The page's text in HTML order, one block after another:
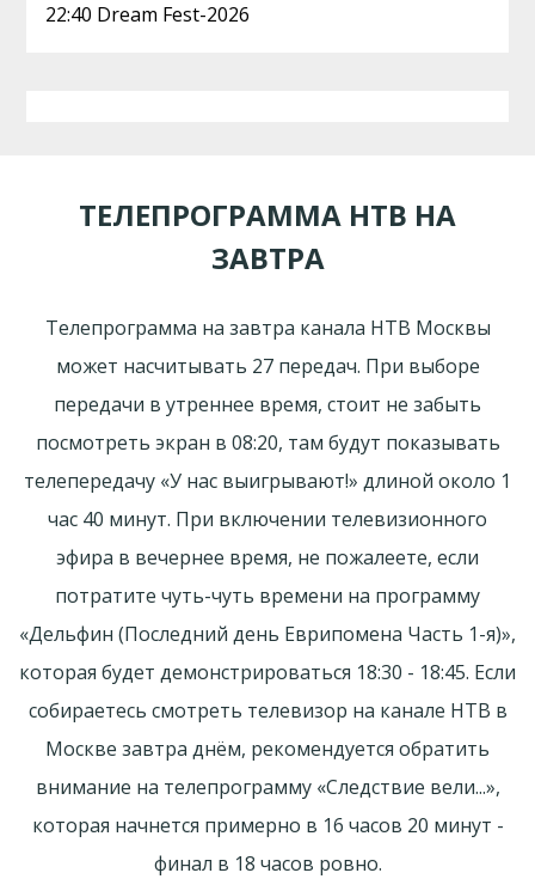
22:40 Dream Fest-2026
ТЕЛЕПРОГРАММА НТВ НА
ЗАВТРА
Телепрограмма на завтра канала НТВ Москвы
может насчитывать 27 передач. При выборе
передачи в утреннее время, стоит не забыть
посмотреть экран в 08:20, там будут показывать
телепередачу «У нас выигрывают!» длиной около 1
час 40 минут. При включении телевизионного
эфира в вечернее время, не пожалеете, если
потратите чуть-чуть времени на программу
«Дельфин (Последний день Еврипомена Часть 1-я)»,
которая будет демонстрироваться 18:30 - 18:45. Если
собираетесь смотреть телевизор на канале НТВ в
Москве завтра днём, рекомендуется обратить
внимание на телепрограмму «Следствие вели...»,
которая начнется примерно в 16 часов 20 минут -
финал в 18 часов ровно.